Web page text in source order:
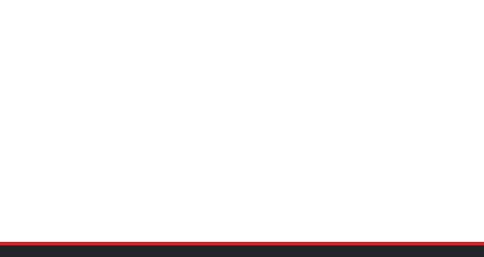
de vínculos con México: